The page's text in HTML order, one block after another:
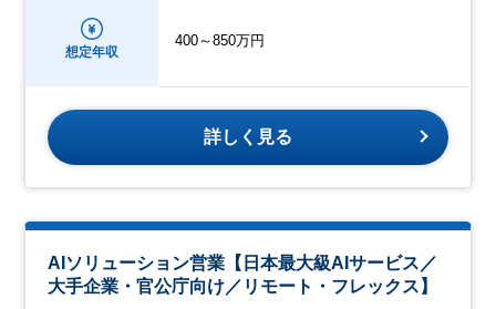
想定年収
400～850万円
詳しく見る
AIソリューション営業【日本最大級AIサービス／
大手企業・官公庁向け／リモート・フレックス】